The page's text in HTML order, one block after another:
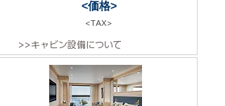
<価格>
<TAX>
>>キャビン設備について